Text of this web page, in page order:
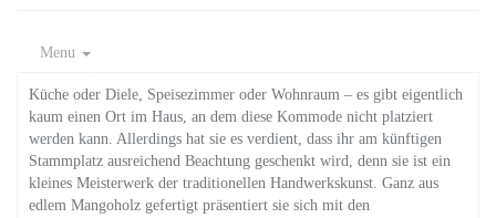
Menu
Küche oder Diele, Speisezimmer oder Wohnraum – es gibt eigentlich
kaum einen Ort im Haus, an dem diese Kommode nicht platziert
werden kann. Allerdings hat sie es verdient, dass ihr am künftigen
Stammplatz ausreichend Beachtung geschenkt wird, denn sie ist ein
kleines Meisterwerk der traditionellen Handwerkskunst. Ganz aus
edlem Mangoholz gefertigt präsentiert sie sich mit den